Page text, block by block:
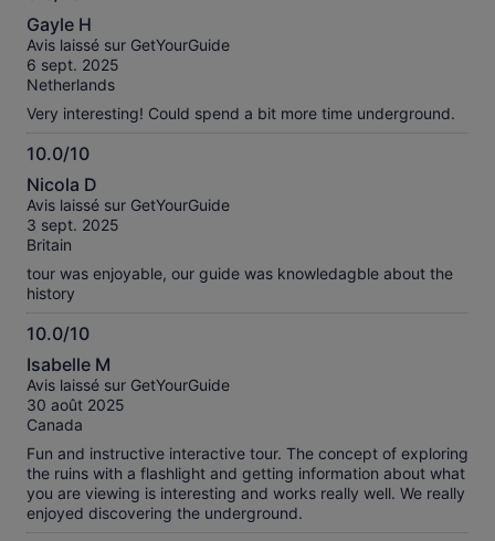
nos
avis
vérifiés
8.0
sur
10
Gayle H
Avis laissé sur GetYourGuide
6 sept. 2025
Netherlands
Very interesting! Could spend a bit more time underground.
10.0/10
10.0
sur
10
Nicola D
Avis laissé sur GetYourGuide
3 sept. 2025
Britain
tour was enjoyable, our guide was knowledagble about the
history
10.0/10
10.0
sur
10
Isabelle M
Avis laissé sur GetYourGuide
30 août 2025
Canada
Fun and instructive interactive tour. The concept of exploring
the ruins with a flashlight and getting information about what
you are viewing is interesting and works really well. We really
enjoyed discovering the underground.